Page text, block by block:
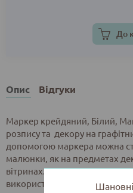
До
Опис Відгуки
Маркер крейдяний, Білий,
розпису та декору на
допомогою маркера можна
малюнки, як на предметах
вітринах. Зручність та
використовувати даний